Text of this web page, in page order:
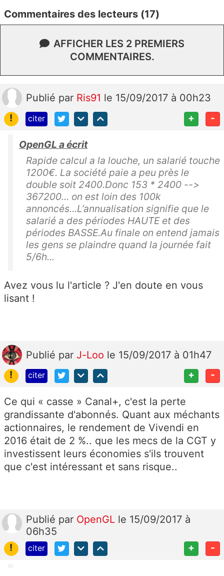
Commentaires des lecteurs (17)
AFFICHER LES 2 PREMIERS
COMMENTAIRES.
Publié par Ris91 le 15/09/2017 à 00h23
!
citer + -
OpenGL a écrit
Rapide calcul a la louche, un salarié touche
1200€. La société paie a peu près le
double soit 2400.Donc 153 * 2400 -->
367200... on est loin des 100k
annoncés...L’annualisation signifie que le
salarié a des périodes HAUTE et des
périodes BASSE.Au finale on entend jamais
les gens se plaindre quand la journée fait
5/6h...
Avez vous lu l'article ? J'en doute en vous
lisant !
Publié par J-Loo le 15/09/2017 à 01h47
!
citer + -
Ce qui « casse » Canal+, c'est la perte
grandissante d'abonnés. Quant aux méchants
actionnaires, le rendement de Vivendi en
2016 était de 2 %.. que les mecs de la CGT y
investissent leurs économies s'ils trouvent
que c'est intéressant et sans risque..
Publié par OpenGL le 15/09/2017 à
06h35
!
citer + -